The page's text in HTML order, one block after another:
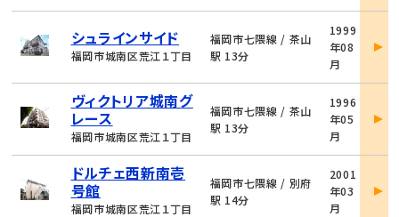
シュラインサイド
福岡市城南区荒江１丁目
福岡市七隈線 / 茶山
駅 13分
1999
年08
月
詳
ヴィクトリア城南グ
レース
福岡市城南区荒江１丁目
福岡市七隈線 / 茶山
駅 13分
1996
年05
月
詳
ドルチェ西新南壱
号館
福岡市城南区荒江１丁目
福岡市七隈線 / 別府
駅 14分
2001
年03
月
詳